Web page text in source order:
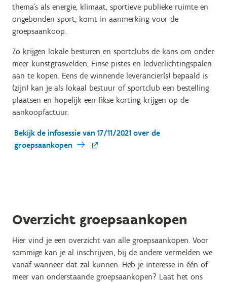
thema's als energie, klimaat, sportieve publieke ruimte en
ongebonden sport, komt in aanmerking voor de
groepsaankoop.
Zo krijgen lokale besturen en sportclubs de kans om onder
meer kunstgrasvelden, Finse pistes en ledverlichtingspalen
aan te kopen. Eens de winnende leverancier(s) bepaald is
(zijn) kan je als lokaal bestuur of sportclub een bestelling
plaatsen en hopelijk een fikse korting krijgen op de
aankoopfactuur.
Bekijk de infosessie van 17/11/2021 over de
groepsaankopen
Overzicht groepsaankopen
Hier vind je een overzicht van alle groepsaankopen. Voor
sommige kan je al inschrijven, bij de andere vermelden we
vanaf wanneer dat zal kunnen. Heb je interesse in één of
meer van onderstaande groepsaankopen? Laat het ons